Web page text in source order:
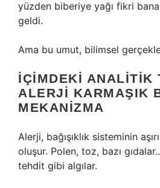
yüzden biberiye yağı fikri
geldi.
Ama bu umut, bilimsel
İÇIMDEKI ANALITIK
ALERJI KARMAŞIK
MEKANIZMA
Alerji, bağışıklık sisteminin
oluşur. Polen, toz, bazı
tehdit gibi algılar.